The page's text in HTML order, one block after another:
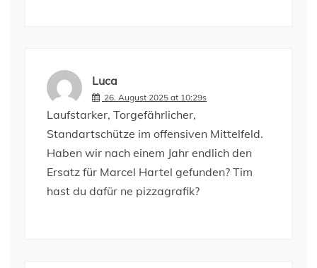
Luca
26. August 2025 at 10:29s
Laufstarker, Torgefährlicher,
Standartschütze im offensiven Mittelfeld.
Haben wir nach einem Jahr endlich den
Ersatz für Marcel Hartel gefunden? Tim
hast du dafür ne pizzagrafik?